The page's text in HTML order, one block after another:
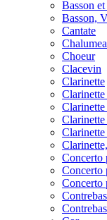
Basson
Basson,
Cantate
Choeur
Clacevin
Clarinette
Clarinette
Clarinette
Concerto
Concerto
Concerto